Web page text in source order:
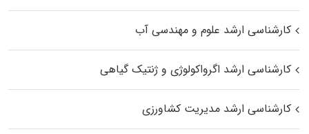
کارشناسی ارشد علوم و مهندسی آب
کارشناسی ارشد اگرواکولوژی و ژنتیک گیاهی
کارشناسی ارشد مدیریت کشاورزی